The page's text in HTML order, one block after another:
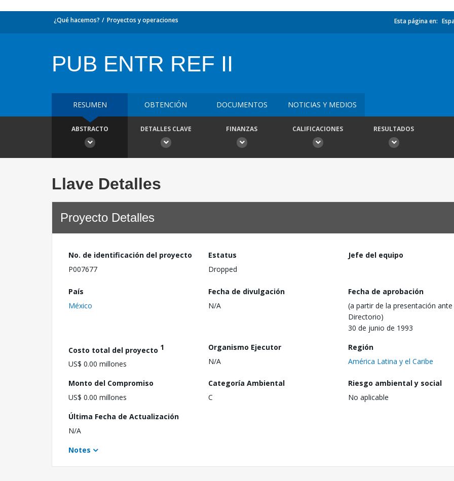
¿Qué hacemos? Proyectos y operaciones Esta página en:
PUB ENTR REF II
RESUMEN OBTENCIÓN DOCUMENTOS NOTICIAS Y MEDIOS
ABSTRACTO DETALLES CLAVE FINANZAS CALIFICACIONES RESULTADOS
Llave Detalles
Proyecto Detalles
No. de identificación del proyecto
P007677
Estatus
Dropped
Jefe del equipo
País
México
Fecha de divulgación
N/A
Fecha de aprobación
(a partir de la presentación ante
Directorio)
30 de junio de 1993
Costo total del proyecto 1
US$ 0.00 millones
Organismo Ejecutor
N/A
Región
América Latina y el Caribe
Monto del Compromiso
US$ 0.00 millones
Categoría Ambiental
C
Riesgo ambiental y social
No aplicable
Última Fecha de Actualización
N/A
Notes